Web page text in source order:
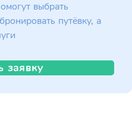
выбрать
путёвку, а
заявку